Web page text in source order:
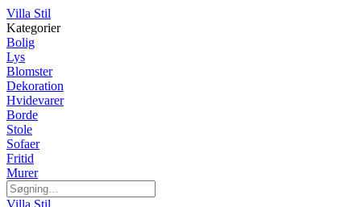
Villa Stil
Kategorier
Bolig
Lys
Blomster
Dekoration
Hvidevarer
Borde
Stole
Sofaer
Fritid
Murer
Villa Stil